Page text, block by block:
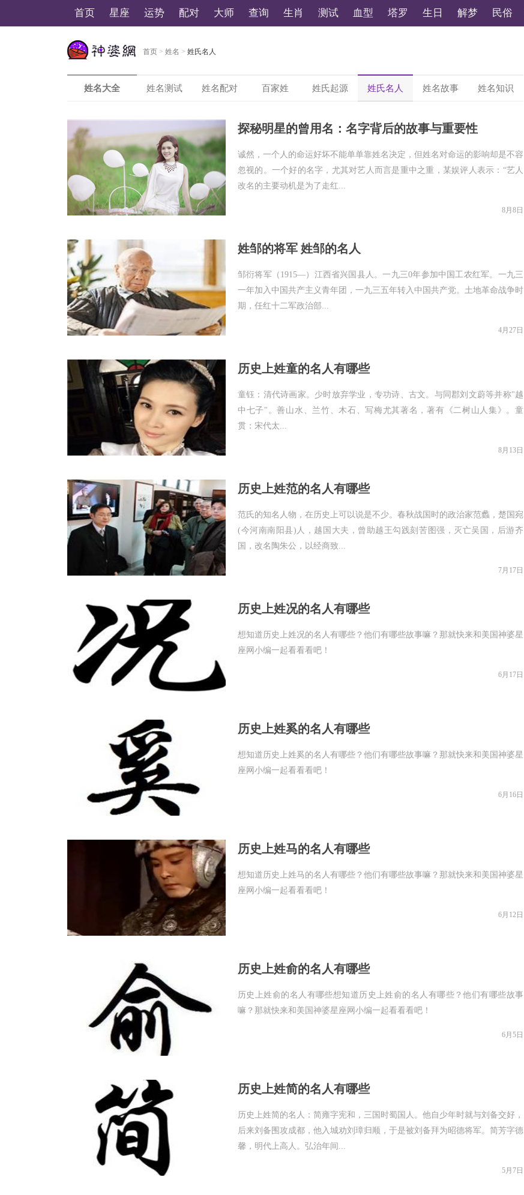
首页 星座 运势 配对 大师 查询 生肖 测试 血型 塔罗 生日 解梦 民俗
美国神婆星座网
首页 > 姓名 > 姓氏名人
姓名大全 姓名测试 姓名配对 百家姓 姓氏起源 姓氏名人 姓名故事 姓名知识
探秘明星的曾用名：名字背后的故事与重要性
诚然，一个人的命运好坏不能单单靠姓名决定，但姓名对命运的影响却是不容
忽视的。一个好的名字，尤其对艺人而言是重中之重，某娱评人表示：“艺人
改名的主要动机是为了走红...
8月8日
姓邹的将军 姓邹的名人
邹衍将军（1915—）江西省兴国县人。一九三0年参加中国工农红军。一九三
一年加入中国共产主义青年团，一九三五年转入中国共产党。土地革命战争时
期，任红十二军政治部...
4月27日
历史上姓童的名人有哪些
童钰：清代诗画家。少时放弃学业，专功诗、古文。与同郡刘文蔚等并称"越
中七子"。善山水、兰竹、木石、写梅尤其著名，著有《二树山人集》。童
贯：宋代太...
8月13日
历史上姓范的名人有哪些
范氏的知名人物，在历史上可以说是不少。春秋战国时的政治家范蠡，楚国宛
(今河南南阳县)人，越国大夫，曾助越王勾践刻苦图强，灭亡吴国，后游齐
国，改名陶朱公，以经商致...
7月17日
历史上姓况的名人有哪些
想知道历史上姓况的名人有哪些？他们有哪些故事嘛？那就快来和美国神婆星
座网小编一起看看看吧！
6月17日
历史上姓奚的名人有哪些
想知道历史上姓奚的名人有哪些？他们有哪些故事嘛？那就快来和美国神婆星
座网小编一起看看看吧！
6月16日
历史上姓马的名人有哪些
想知道历史上姓马的名人有哪些？他们有哪些故事嘛？那就快来和美国神婆星
座网小编一起看看看吧！
6月12日
历史上姓俞的名人有哪些
历史上姓俞的名人有哪些想知道历史上姓俞的名人有哪些？他们有哪些故事
嘛？那就快来和美国神婆星座网小编一起看看看吧！
6月5日
历史上姓简的名人有哪些
历史上姓简的名人：简雍字宪和，三国时蜀国人。他自少年时就与刘备交好，
后来刘备围攻成都，他入城劝刘璋归顺，于是被刘备拜为昭德将军。简芳字德
馨，明代上高人。弘治年间...
5月7日